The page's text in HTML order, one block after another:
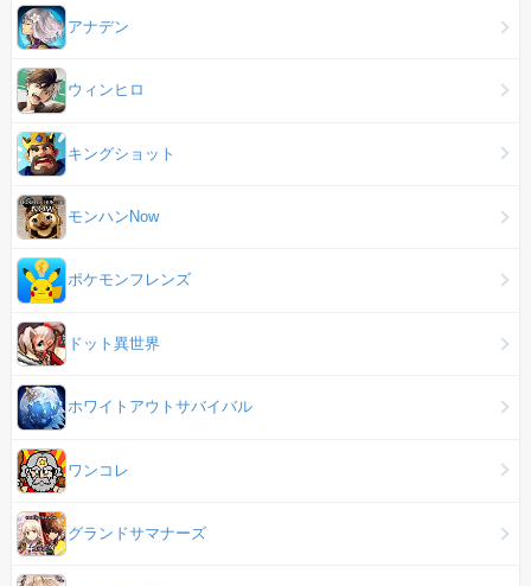
アナデン
ウィンヒロ
キングショット
モンハンNow
ポケモンフレンズ
ドット異世界
ホワイトアウトサバイバル
ワンコレ
グランドサマナーズ